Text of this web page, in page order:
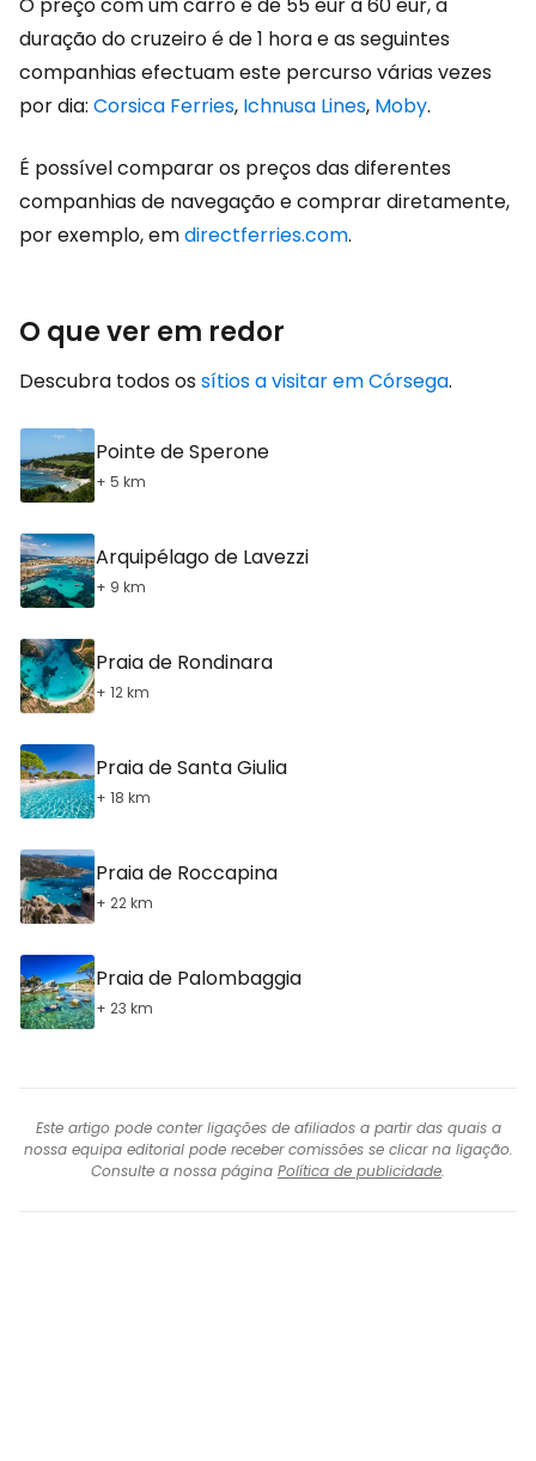
duração do cruzeiro é de 1 hora e as seguintes
companhias efectuam este percurso várias vezes
por dia: Corsica Ferries, Ichnusa Lines, Moby.
É possível comparar os preços das diferentes
companhias de navegação e comprar diretamente,
por exemplo, emdirectferries.com.
O que ver em redor
Descubra todos ossítios a visitar em Córsega.
Pointe de Sperone
+ 5 km
Arquipélago de Lavezzi
+ 9 km
Praia de Rondinara
+ 12 km
Praia de Santa Giulia
+ 18 km
Praia de Roccapina
+ 22 km
Praia de Palombaggia
+ 23 km
Este artigo pode conter ligações de afiliados a partir das quais a
nossa equipa editorial pode receber comissões se clicar na ligação.
Consulte a nossa página Política de publicidade.